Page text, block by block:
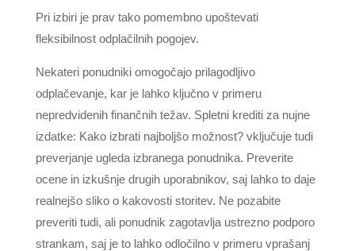
Pri izbiri je prav tako pomembno upoštevati
fleksibilnost odplačilnih pogojev.
Nekateri ponudniki omogočajo prilagodljivo
odplačevanje, kar je lahko ključno v primeru
nepredvidenih finančnih težav. Spletni krediti za nujne
izdatke: Kako izbrati najboljšo možnost? vključuje tudi
preverjanje ugleda izbranega ponudnika. Preverite
ocene in izkušnje drugih uporabnikov, saj lahko to daje
realnejšo sliko o kakovosti storitev. Ne pozabite
preveriti tudi, ali ponudnik zagotavlja ustrezno podporo
strankam, saj je to lahko odločilno v primeru vprašanj